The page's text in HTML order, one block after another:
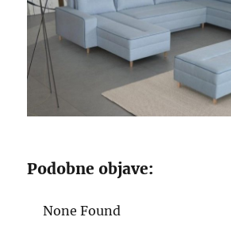
Podobne objave:
None Found